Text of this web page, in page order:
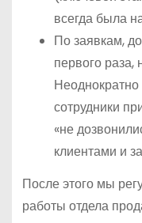
всегда была
По заявкам,
первого раза,
сотрудники
«не
клиентами и
После этого мы
работы отдела